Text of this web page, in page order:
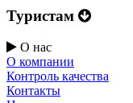
Туристам
О нас
О компании
Контроль качества
Контакты